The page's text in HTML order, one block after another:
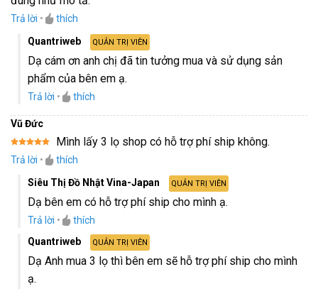
hạng5
5
Trả lời •
thích
Quantriweb
QUẢN TRỊ VIÊN
Dạ cám ơn anh chị đã tin tưởng mua và sử dụng sản
phẩm của bên em ạ.
Trả lời • thích
Vũ Đức
Được xếp
hạng5 5
Mình lấy 3 lọ shop có hỗ trợ phí ship không.
Trả lời •
thích
Siêu Thị Đồ Nhật Vina-Japan
QUẢN TRỊ VIÊN
Dạ bên em có hỗ trợ phí ship cho mình ạ.
Trả lời •
thích
Quantriweb
QUẢN TRỊ VIÊN
Dạ Anh mua 3 lọ thì bên em sẽ hỗ trợ phí ship cho mình
ạ.